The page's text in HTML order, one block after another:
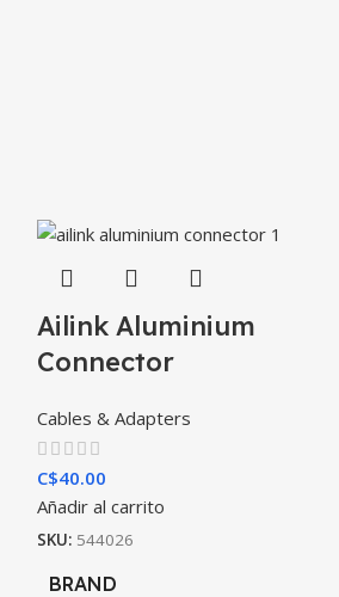
Ailink Aluminium
Connector
Cables & Adapters
C$40.00
Añadir al carrito
SKU: 544026
BRAND